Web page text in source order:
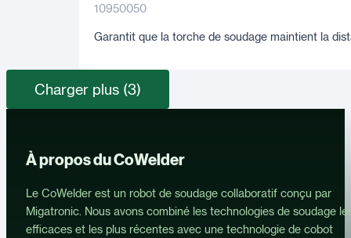
10950050
Garantit que la torche de soudage maintient la
Charger plus (3)
À propos du CoWelder
Le CoWelder est un robot de soudage collaboratif conçu par
Migatronic. Nous avons combiné les technologies de soudage
efficaces et les plus récentes avec une technologie de cobot